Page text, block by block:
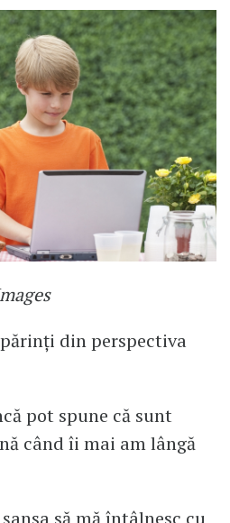
din perspectiva
pot spune că sunt
când îi mai am lângă
să mă întâlnesc cu